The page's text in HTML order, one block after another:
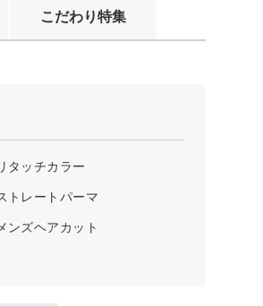
こだわり特集
タッチカラー
トレートパーマ
メンズヘアカット